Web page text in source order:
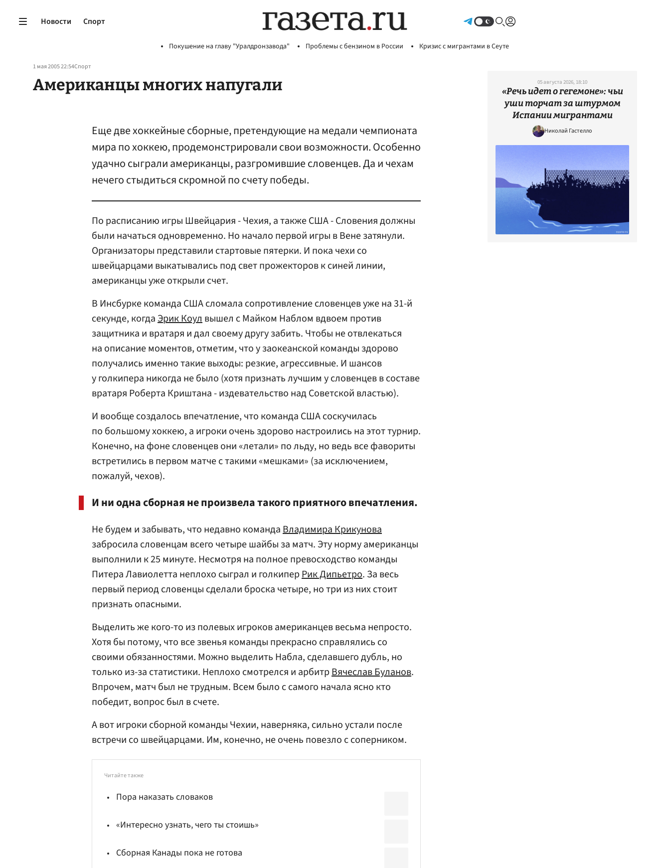
Новости Спорт
Покушение на главу "Уралдронзавода" Проблемы с бензином в России Кризис с мигрантами в Сеуте
1 мая 2005 22:54Спорт
Американцы многих напугали
Еще две хоккейные сборные, претендующие на медали чемпионата
мира по хоккею, продемонстрировали свои возможности. Особенно
удачно сыграли американцы, разгромившие словенцев. Да и чехам
нечего стыдиться скромной по счету победы.
По расписанию игры Швейцария - Чехия, а также США - Словения должны
были начаться одновременно. Но начало первой игры в Вене затянули.
Организаторы представили стартовые пятерки. И пока чехи со
швейцарцами выкатывались под свет прожекторов к синей линии,
американцы уже открыли счет.
В Инсбурке команда США сломала сопротивление словенцев уже на 31-й
секунде, когдаЭрик Коулвышел с Майком Наблом вдвоем против
защитника и вратаря и дал своему другу забить. Чтобы не отвлекаться
на описание моментов, отметим, что у заокеанской команды здорово
получались именно такие выходы: резкие, агрессивные. И шансов
у голкипера никогда не было (хотя признать лучшим у словенцев в составе
вратаря Роберта Криштана - издевательство над Советской властью).
И вообще создалось впечатление, что команда США соскучилась
по большому хоккею, а игроки очень здорово настроились на этот турнир.
Конечно, на фоне словенцев они «летали» по льду, но ведь все фавориты
встретились в первом матче с такими «мешками» (за исключением,
пожалуй, чехов).
И ни одна сборная не произвела такого приятного впечатления.
Не будем и забывать, что недавно командаВладимира Крикунова
забросила словенцам всего четыре шайбы за матч. Эту норму американцы
выполнили к 25 минуте. Несмотря на полное превосходство команды
Питера Лавиолетта неплохо сыграл и голкиперРик Дипьетро. За весь
первый период словенцы сделали броска четыре, но три из них стоит
признать опасными.
Выделить же кого-то из полевых игроков американцев весьма непросто.
Хотя бы потому, что все звенья команды прекрасно справлялись со
своими обязанностями. Можно выделить Набла, сделавшего дубль, но
только из-за статистики. Неплохо смотрелся и арбитрВячеслав Буланов.
Впрочем, матч был не трудным. Всем было с самого начала ясно кто
победит, вопрос был в счете.
А вот игроки сборной команды Чехии, наверняка, сильно устали после
встречи со швейцарцами. Им, конечно, не очень повезло с соперником.
Читайте также
Пора наказать словаков
«Интересно узнать, чего ты стоишь»
Сборная Канады пока не готова
05 августа 2026, 18:10
«Речь идет о гегемоне»: чьи
уши торчат за штурмом
Испании мигрантами
Николай Гастелло